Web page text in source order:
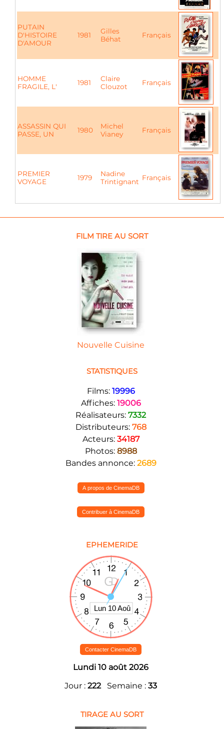
PUTAIN
D'HISTOIRE
D'AMOUR
1981
Gilles
Béhat
Français
HOMME
FRAGILE, L'
1981
Claire
Clouzot
Français
ASSASSIN QUI
PASSE, UN
1980
Michel
Vianey
Français
PREMIER
VOYAGE
1979
Nadine
Trintignant Français
FILM TIRE AU SORT
Nouvelle Cuisine
STATISTIQUES
Films: 19996
Affiches: 19006
Réalisateurs: 7332
Distributeurs: 768
Acteurs: 34187
Photos: 8988
Bandes annonce: 2689
A propos de CinemaDB
Contribuer à CinemaDB
EPHEMERIDE
Contacter CinemaDB
Lundi 10 août 2026
Jour : 222Semaine : 33
TIRAGE AU SORT